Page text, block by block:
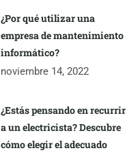
¿Por qué utilizar una
empresa de mantenimiento
informático?
noviembre 14, 2022
¿Estás pensando en recurrir
a un electricista? Descubre
cómo elegir el adecuado